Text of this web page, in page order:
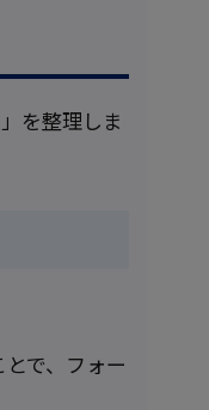
を整理しま
で、フォー